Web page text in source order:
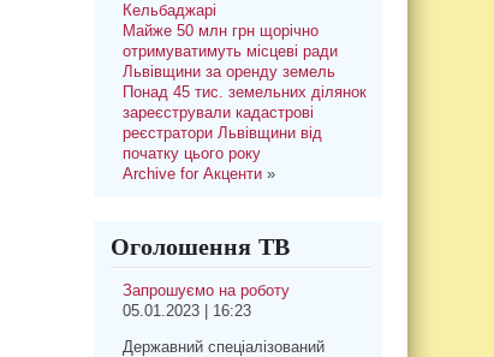
Кельбаджарі
Майже 50 млн грн щорічно
отримуватимуть місцеві ради
Львівщини за оренду земель
Понад 45 тис. земельних ділянок
зареєстрували кадастрові
реєстратори Львівщини від
початку цього року
Archive for Акценти»
Оголошення ТВ
Запрошуємо на роботу
05.01.2023 | 16:23
Державний спеціалізований